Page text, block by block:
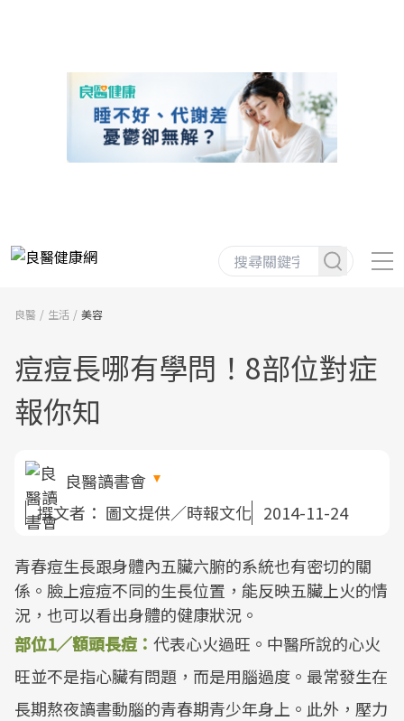
良醫 生活 美容
痘痘長哪有學問！8部位對症
報你知
良醫讀書會
撰文者： 圖文提供／時報文化 2014-11-24
青春痘生長跟身體內五臟六腑的系統也有密切的關
係。臉上痘痘不同的生長位置，能反映五臟上火的情
況，也可以看出身體的健康狀況。
部位1／額頭長痘： 代表心火過旺。中醫所說的心火
旺並不是指心臟有問題，而是用腦過度。最常發生在
長期熬夜讀書動腦的青春期青少年身上。此外，壓力